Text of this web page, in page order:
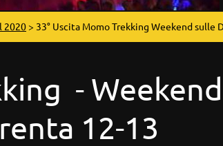
2020> 33° Uscita Momo Trekking Weekend sulle
- Weekend
12-13